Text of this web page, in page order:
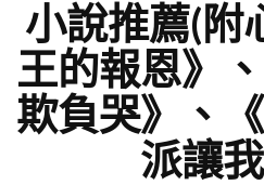
小說推薦(附
王的報恩》
欺負哭》、
派讓我